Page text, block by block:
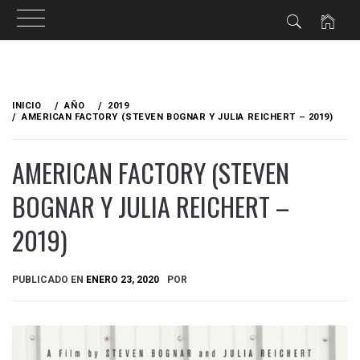
contenido
INICIO AÑO
2019
AMERICAN FACTORY (STEVEN BOGNAR Y JULIA REICHERT – 2019)
AMERICAN FACTORY (STEVEN
BOGNAR Y JULIA REICHERT –
2019)
PUBLICADO EN ENERO 23, 2020 POR